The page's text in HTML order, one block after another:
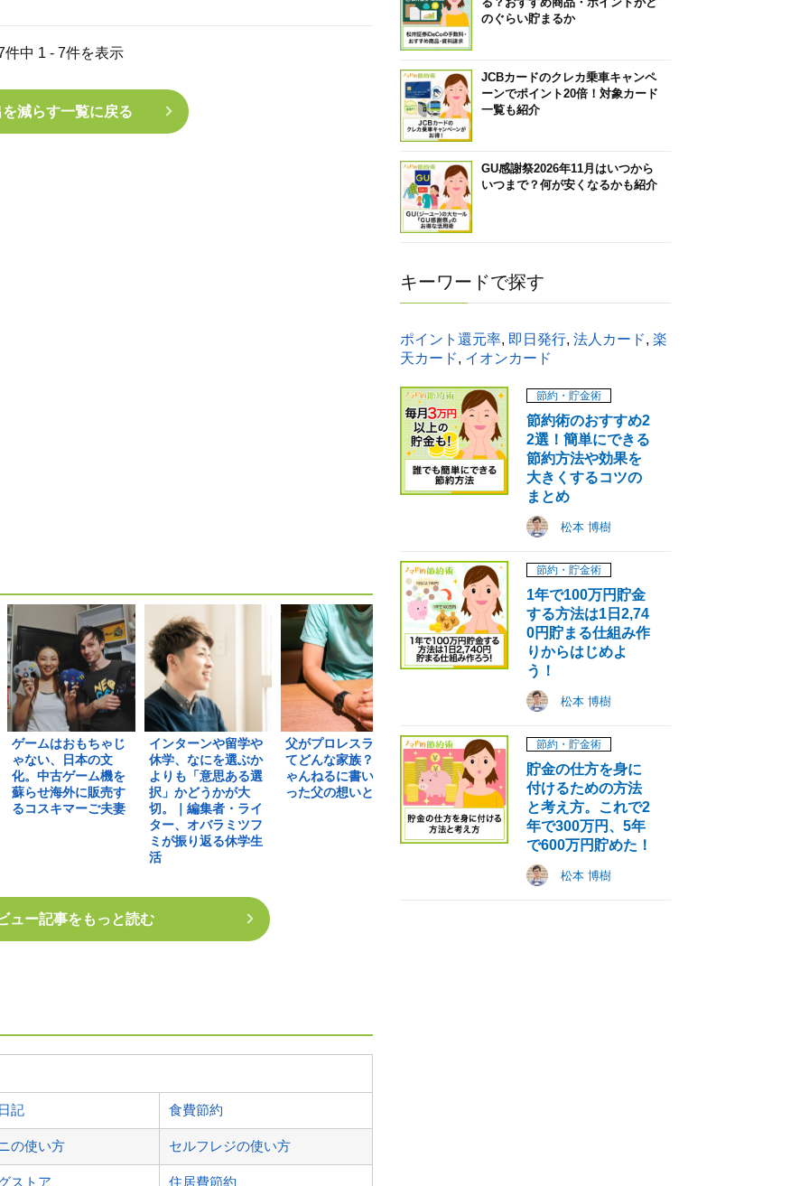
件中 1 - 7件を表示
減らす一覧に戻る
ゲームはおもちゃじ
ゃない、日本の文
化。中古ゲーム機を
蘇らせ海外に販売す
るコスキマーご夫妻
インターンや留学や
休学、なにを選ぶか
よりも「意思ある選
択」かどうかが大
切。｜編集者・ライ
ター、オバラミツフ
ミが振り返る休学生
活
父がプロレスラーっ
てどんな家族？2ち
ゃんねるに書いてあ
った父の想いとは
幸せなお金の使い方
ができるように不安
の根っこを取り去ろ
う。ブロガー茅ヶ崎
の竜さん
共感できる人と一緒
に仕事したい。ゾロ
アスタ高橋智広さ
ん、あかねさんイン
タビュー
ュー記事をもっと読む
記 食費節約
の使い方 セルフレジの使い方
ストア 住居費節約
のぐらい貯まるか
JCBカードのクレカ乗車キャンペ
ーンでポイント20倍！対象カード
一覧も紹介
GU感謝祭2026年11月はいつから
いつまで？何が安くなるかも紹介
キーワードで探す
ポイント還元率, 即日発行, 法人カード, 楽
天カード, イオンカード
節約・貯金術
節約術のおすすめ2
2選！簡単にできる
節約方法や効果を
大きくするコツの
まとめ
松本 博樹
節約・貯金術
1年で100万円貯金
する方法は1日2,74
0円貯まる仕組み作
りからはじめよ
う！
松本 博樹
節約・貯金術
貯金の仕方を身に
付けるための方法
と考え方。これで2
年で300万円、5年
で600万円貯めた！
松本 博樹